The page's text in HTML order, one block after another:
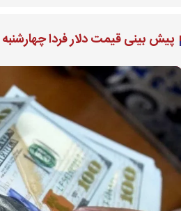
پیش بینی قیمت دلار فردا چهارشنبه ۲۰ فروردین ۱۴۰۴